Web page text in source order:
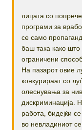
лицата со
програми за
се само
баш така како што
ограничени
На пазарот овие
конкурираат со
олеснувања за
дискриминација.
работа, бидејќи
во невладиниот